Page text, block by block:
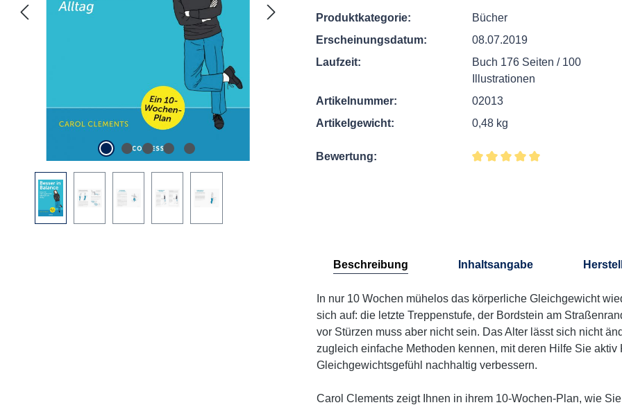
Produktkategorie:
Bücher
Erscheinungsdatum:
08.07.2019
Laufzeit:
Buch 176 Seiten / 100
Illustrationen
Artikelnummer:
02013
Artikelgewicht:
0,48 kg
Bewertung:
Beschreibung Inhaltsangabe
In nur 10 Wochen mühelos das körperliche Gleichgewicht
sich auf: die letzte Treppenstufe, der Bordstein am
vor Stürzen muss aber nicht sein. Das Alter lässt sich nicht
zugleich einfache Methoden kennen, mit deren Hilfe Sie
Gleichgewichtsgefühl nachhaltig verbessern.
Carol Clements zeigt Ihnen in ihrem 10-Wochen-Plan, wie